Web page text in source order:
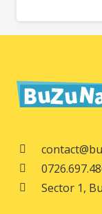
Sector 1,